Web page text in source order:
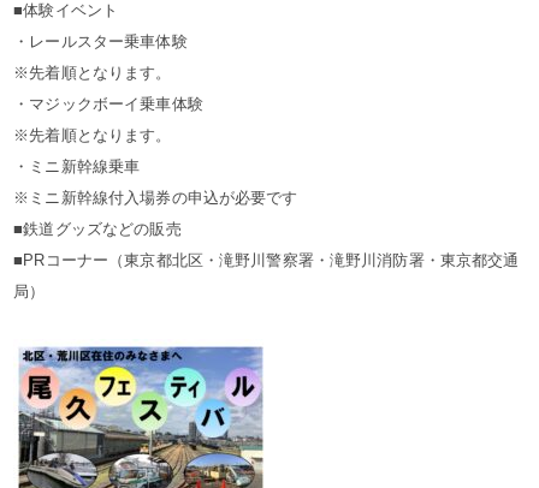
■体験イベント
・レールスター乗車体験
※先着順となります。
・マジックボーイ乗車体験
※先着順となります。
・ミニ新幹線乗車
※ミニ新幹線付入場券の申込が必要です
■鉄道グッズなどの販売
■PRコーナー（東京都北区・滝野川警察署・滝野川消防署・東京都交通
局）